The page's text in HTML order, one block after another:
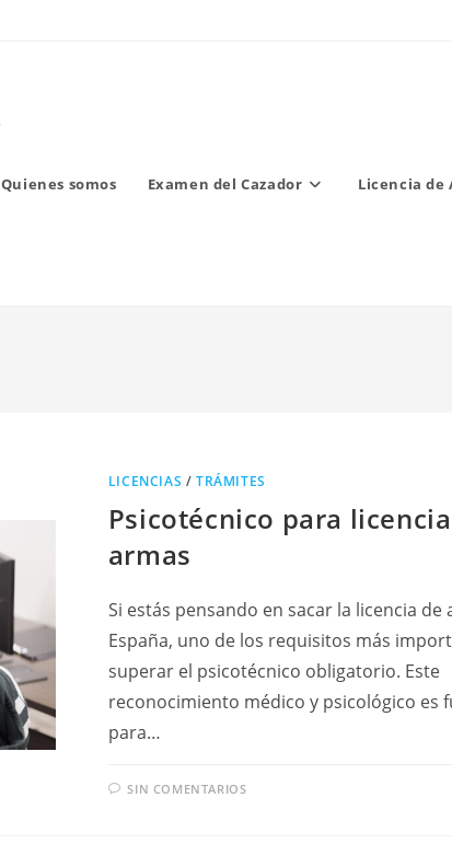
Quienes somos Examen del Cazador Licencia de
LICENCIAS /TRÁMITES
Psicotécnico para
armas
Si estás pensando en sacar la licencia de
España, uno de los requisitos más
superar el psicotécnico obligatorio. Este
reconocimiento médico y psicológico es
para…
SIN COMENTARIOS